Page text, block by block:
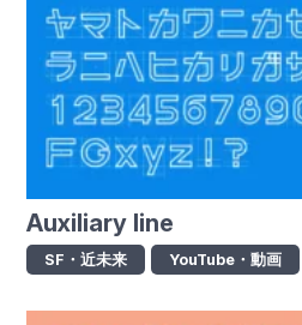
Auxiliary line
SF・近未来 YouTube・動画